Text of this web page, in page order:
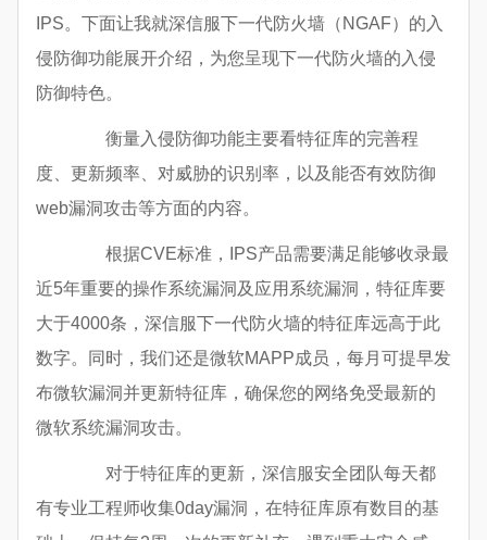
IPS。下面让我就深信服下一代防火墙（NGAF）的入
侵防御功能展开介绍，为您呈现下一代防火墙的入侵
防御特色。
衡量入侵防御功能主要看特征库的完善程
度、更新频率、对威胁的识别率，以及能否有效防御
web漏洞攻击等方面的内容。
根据CVE标准，IPS产品需要满足能够收录最
近5年重要的操作系统漏洞及应用系统漏洞，特征库要
大于4000条，深信服下一代防火墙的特征库远高于此
数字。同时，我们还是微软MAPP成员，每月可提早发
布微软漏洞并更新特征库，确保您的网络免受最新的
微软系统漏洞攻击。
对于特征库的更新，深信服安全团队每天都
有专业工程师收集0day漏洞，在特征库原有数目的基